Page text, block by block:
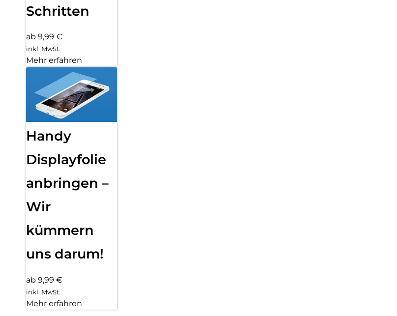
Schritten
ab 9,99 €
inkl. MwSt.
Mehr erfahren
Handy
Displayfolie
anbringen –
Wir
kümmern
uns darum!
ab 9,99 €
inkl. MwSt.
Mehr erfahren